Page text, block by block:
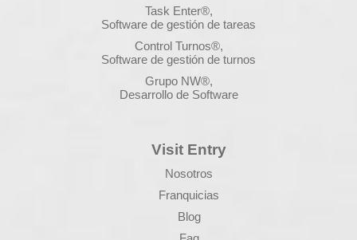
Task Enter®,
Software de gestión de tareas
Control Turnos®,
Software de gestión de turnos
Grupo NW®,
Desarrollo de Software
Visit Entry
Nosotros
Franquicias
Blog